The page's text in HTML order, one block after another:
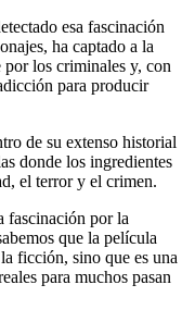
esa fascinación
ha captado a la
los criminales y, con
para producir
de su extenso historial
donde los ingredientes
el terror y el crimen.
fascinación por la
que la película
ficción, sino que es una
para muchos pasan